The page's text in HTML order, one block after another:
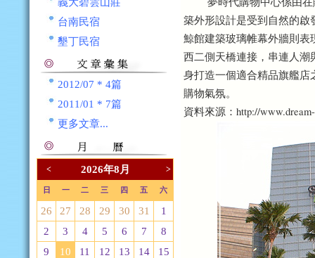
台南民宿
墾丁民宿
2012/07 * 4篇
2011/01 * 7篇
更多文章...
< 2026年8月 >
日 一 二 三 四 五 六
26 27 28 29 30 31
1
2
3 4 5 6 7
8
9
10 11 12 13 14
15
築外形設計是受到自然的
鯨館建築玻璃帷幕外牆則
西二側天橋連接，串連人
身打造一個適合精品旗艦
購物氣氛。
資料來源：http://